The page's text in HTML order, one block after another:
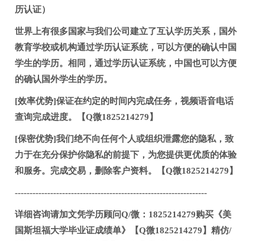
历认证）
世界上有很多国家与我们公司建立了互认学历关系，国外
教育学校或机构通过学历认证系统，可以方便的确认中国
学生的学历。相同，通过学历认证系统，中国也可以方便
的确认国外学生的学历。
[效率优势]保证在约定的时间内完成任务，视频语音电话
查询完成进度。【Q微1825214279】
[保密优势]我们绝不向任何个人或组织泄露您的隐私，致
力于在充分保护你隐私的前提下，为您提供更优质的体验
和服务。完成交易，删除客户资料。【Q微1825214279】
-----------------------------------------------------------------
详细咨询请加文凭学历顾问Q/微：1825214279购买《美
国斯坦福大学毕业证成绩单》【Q微1825214279】精仿/